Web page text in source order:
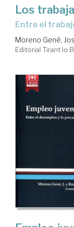
Los
entre el
Moreno Gené,
Editorial Tirant lo